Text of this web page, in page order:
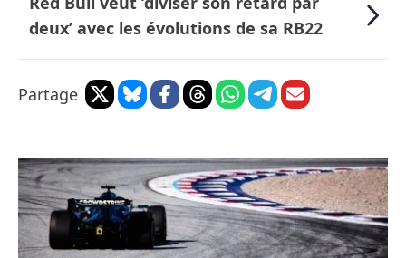
deux’ avec les évolutions de sa RB22
Partage